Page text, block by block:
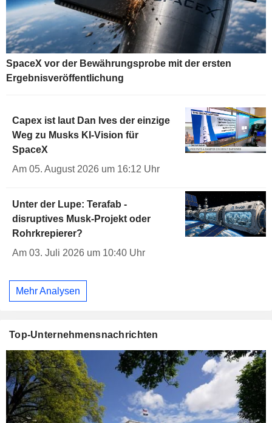
SpaceX vor der Bewährungsprobe mit der ersten
Ergebnisveröffentlichung
Capex ist laut Dan Ives der einzige
Weg zu Musks KI-Vision für
SpaceX
Am 05. August 2026 um 16:12 Uhr
Unter der Lupe: Terafab -
disruptives Musk-Projekt oder
Rohrkrepierer?
Am 03. Juli 2026 um 10:40 Uhr
Mehr Analysen
Top-Unternehmensnachrichten